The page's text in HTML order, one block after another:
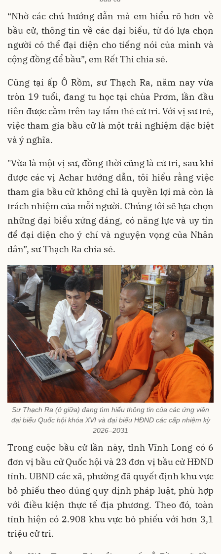
“Nhờ các chú hướng dẫn mà em hiểu rõ hơn về
bầu cử, thông tin về các đại biểu, từ đó lựa chọn
người có thể đại diện cho tiếng nói của mình và
cộng đồng để bầu”, em Rết Thi chia sẻ.
Cũng tại ấp Ô Rồm, sư Thạch Ra, năm nay vừa
tròn 19 tuổi, đang tu học tại chùa Prơm, lần đầu
tiên được cầm trên tay tấm thẻ cử tri. Với vị sư trẻ,
việc tham gia bầu cử là một trải nghiệm đặc biệt
và ý nghĩa.
"Vừa là một vị sư, đồng thời cũng là cử tri, sau khi
được các vị Achar hướng dẫn, tôi hiểu rằng việc
tham gia bầu cử không chỉ là quyền lợi mà còn là
trách nhiệm của mỗi người. Chúng tôi sẽ lựa chọn
những đại biểu xứng đáng, có năng lực và uy tín
để đại diện cho ý chí và nguyện vọng của Nhân
dân”, sư Thạch Ra chia sẻ.
Sư Thạch Ra (ở giữa) đang tìm hiểu thông tin của các ứng viên
đại biểu Quốc hội khóa XVI và đại biểu HĐND các cấp nhiệm kỳ
2026–2031
Trong cuộc bầu cử lần này, tỉnh Vĩnh Long có 6
đơn vị bầu cử Quốc hội và 23 đơn vị bầu cử HĐND
tỉnh. UBND các xã, phường đã quyết định khu vực
bỏ phiếu theo đúng quy định pháp luật, phù hợp
với điều kiện thực tế địa phương. Theo đó, toàn
tỉnh hiện có 2.908 khu vực bỏ phiếu với hơn 3,1
triệu cử tri.